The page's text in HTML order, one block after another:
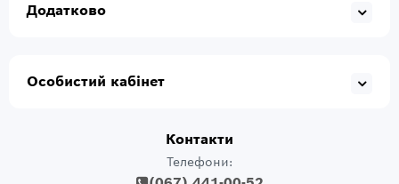
Додатково
Особистий кабінет
Контакти
Телефони: